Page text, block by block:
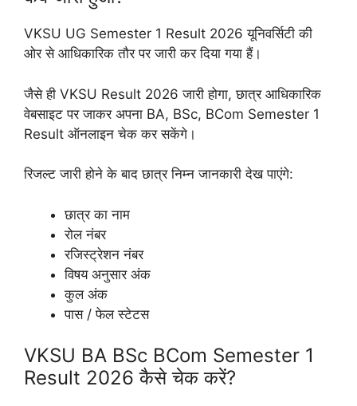
VKSU UG Semester 1 Result 2026 यूनिवर्सिटी की
ओर से आधिकारिक तौर पर जारी कर दिया गया हैं।
जैसे ही VKSU Result 2026 जारी होगा, छात्र आधिकारिक
वेबसाइट पर जाकर अपना BA, BSc, BCom Semester 1
Result ऑनलाइन चेक कर सकेंगे।
रिजल्ट जारी होने के बाद छात्र निम्न जानकारी देख पाएंगे:
छात्र का नाम
रोल नंबर
रजिस्ट्रेशन नंबर
विषय अनुसार अंक
कुल अंक
पास / फेल स्टेटस
VKSU BA BSc BCom Semester 1
Result 2026 कैसे चेक करें?